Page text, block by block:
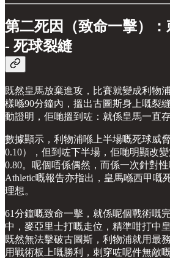
第二死因（致命一擊）
- 死球裂縫
既然皇馬放棄進攻，比賽就變成利物
樣喺90分鐘內，搵出古圖斯身上嘅裂
動證明，佢哋搵到咗：就係皇馬一直
數據顯示，利物浦喺上半場嘅死球威
0.10），但到咗下半場，佢哋明顯改
0.80。呢個唔係偶然，而係一次針對
Athletic嘅報告亦指出，皇馬喺西甲嘅
理想。
61分鐘嘅致命一擊，就係呢個戰術嘅
中，麥亞里士打嘅走位，精準咁打中
既然無法擊破古圖斯，利物浦就用最
用戰術板上嘅勝利，刺穿咗呢件無敵